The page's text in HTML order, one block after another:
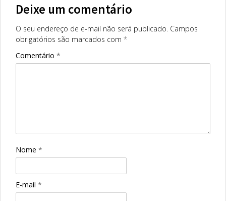
Deixe um comentário
O seu endereço de e-mail não será publicado. Campos
obrigatórios são marcados com *
Comentário *
Nome *
E-mail *